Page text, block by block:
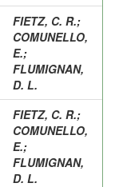
FIETZ, C. R.;
COMUNELLO,
E.;
FLUMIGNAN,
D. L.
FIETZ, C. R.;
COMUNELLO,
E.;
FLUMIGNAN,
D. L.